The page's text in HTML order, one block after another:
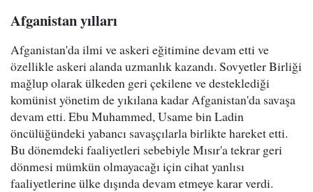
Afganistan yılları
Afganistan'da ilmi ve askeri eğitimine devam etti ve
özellikle askeri alanda uzmanlık kazandı. Sovyetler Birliği
mağlup olarak ülkeden geri çekilene ve desteklediği
komünist yönetim de yıkılana kadar Afganistan'da savaşa
devam etti. Ebu Muhammed, Usame bin Ladin
öncülüğündeki yabancı savaşçılarla birlikte hareket etti.
Bu dönemdeki faaliyetleri sebebiyle Mısır'a tekrar geri
dönmesi mümkün olmayacağı için cihat yanlısı
faaliyetlerine ülke dışında devam etmeye karar verdi.